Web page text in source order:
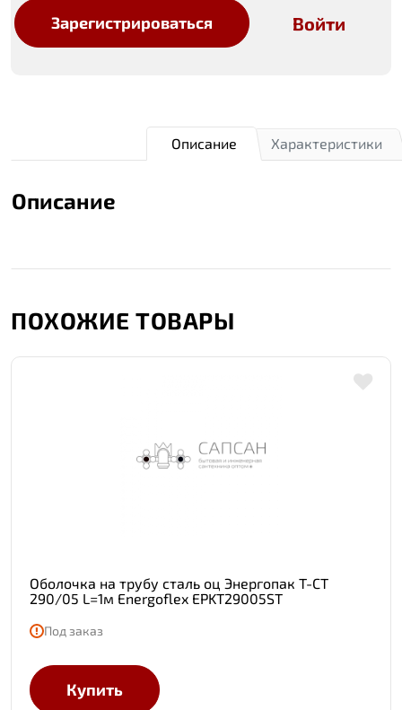
Зарегистрироваться Войти
Характеристики
Описание
Описание
ПОХОЖИЕ ТОВАРЫ
Оболочка на трубу сталь оц Энергопак Т-СТ
290/05 L=1м Energoflex EPKT29005ST
Под заказ
Купить